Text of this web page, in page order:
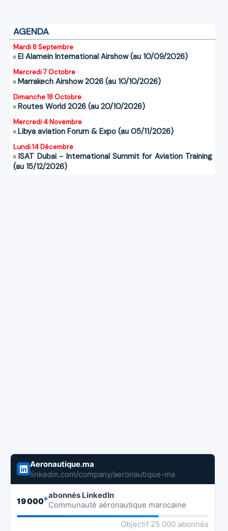
AGENDA
Mardi 8 Septembre
El Alamein International Airshow (au 10/09/2026)
Mercredi 7 Octobre
Marrakech Airshow 2026 (au 10/10/2026)
Dimanche 18 Octobre
Routes World 2026 (au 20/10/2026)
Mercredi 4 Novembre
Libya aviation Forum & Expo (au 05/11/2026)
Lundi 14 Décembre
ISAT Dubai - International Summit for Aviation Training
(au 15/12/2026)
Aeronautique.ma
linkedin.com/company/aeronautique-ma
19 000+abonnés LinkedIn
Communauté aéronautique marocaine
Objectif 25 000 abonnés